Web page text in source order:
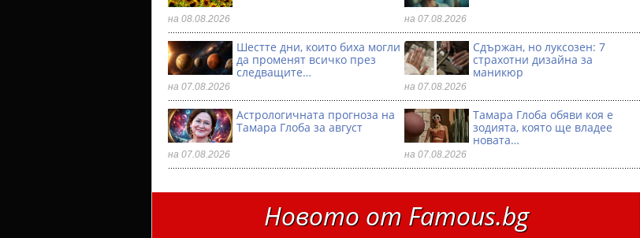
на 08.08.2026 на 07.08.2026
Шестте дни, които биха могли
да променят всичко през
следващите…
на 07.08.2026
Сдържан, но луксозен: 7
страхотни дизайна за
маникюр
на 07.08.2026
Астрологичната прогноза на
Тамара Глоба за август
на 07.08.2026
Тамара Глоба обяви коя е
зодията, която ще владее
новата…
на 07.08.2026
Новото от Famous.bg